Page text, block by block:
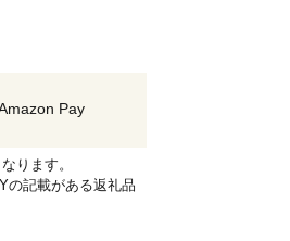
Pay
ります。
の記載がある返礼品